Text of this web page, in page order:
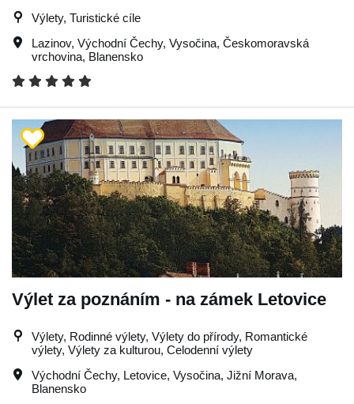
Výlety, Turistické cíle
Lazinov, Východní Čechy, Vysočina, Českomoravská
vrchovina, Blanensko
Výlet za poznáním - na zámek Letovice
Výlety, Rodinné výlety, Výlety do přírody, Romantické
výlety, Výlety za kulturou, Celodenní výlety
Východní Čechy, Letovice, Vysočina, Jižní Morava,
Blanensko